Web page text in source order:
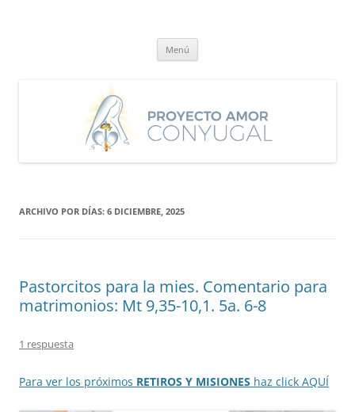
Menú
ARCHIVO POR DÍAS: 6 DICIEMBRE, 2025
Pastorcitos para la mies. Comentario para
matrimonios: Mt 9,35-10,1. 5a. 6-8
1 respuesta
Para ver los próximos RETIROS Y MISIONES haz click AQUÍ